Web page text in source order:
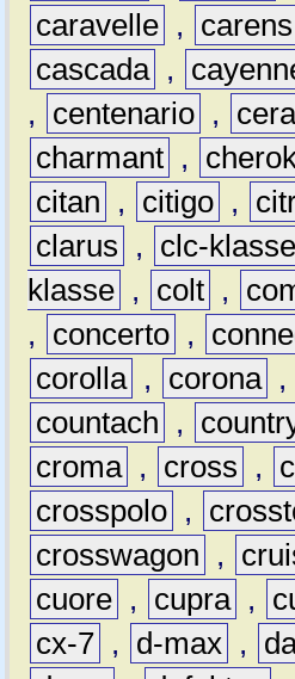
caravelle , carens
cascada ,
,
centenario ,
charmant ,
citan
, citigo ,
clarus
, clc-klasse
klasse , colt ,
,
concerto ,
corolla , corona ,
countach
,
croma , cross ,
crosspolo ,
crosswagon
,
cuore , cupra ,
cx-7 , d-max ,